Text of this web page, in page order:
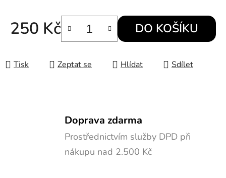
250 Kč DO KOŠÍKU
Tisk Zeptat se Hlídat Sdílet
Doprava zdarma
Prostřednictvím služby DPD při
nákupu nad 2.500 Kč